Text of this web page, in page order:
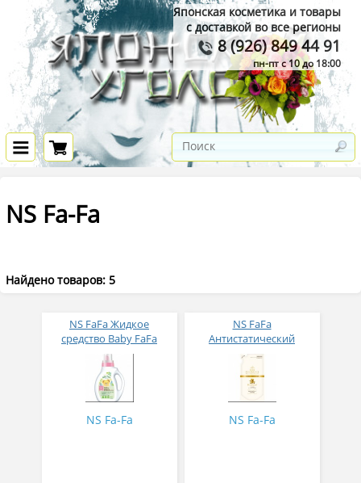
Японская косметика и товары
с доставкой во все регионы
8 (926) 849 44 91
пн-пт с 10 до 18:00
NS Fa-Fa
Найдено товаров: 5
NS FaFa Жидкое
средство Baby FaFa
Series для стирки
детского белья
(натуральный аромат
бергамота) 800 мл
NS Fa-Fa
NS FaFa
Антистатический
кондиционер для белья
цветочно-цитрусовый
ароматом Fine Fragrance
Artist Selection Bon
NS Fa-Fa